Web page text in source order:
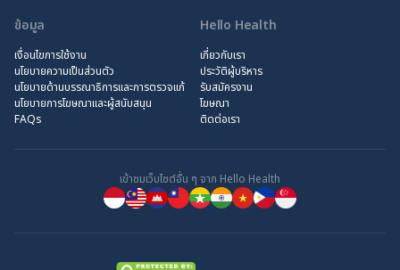
ข้อมูล
เงื่อนไขการใช้งาน
นโยบายความเป็นส่วนตัว
นโยบายด้านบรรณาธิการและการตรวจแก้
นโยบายการโฆษณาและผู้สนับสนุน
FAQs
Hello Health
เกี่ยวกับเรา
ประวัติผู้บริหาร
รับสมัครงาน
โฆษณา
ติดต่อเรา
เข้าชมเว็บไซต์อื่น ๆ จาก Hello Health